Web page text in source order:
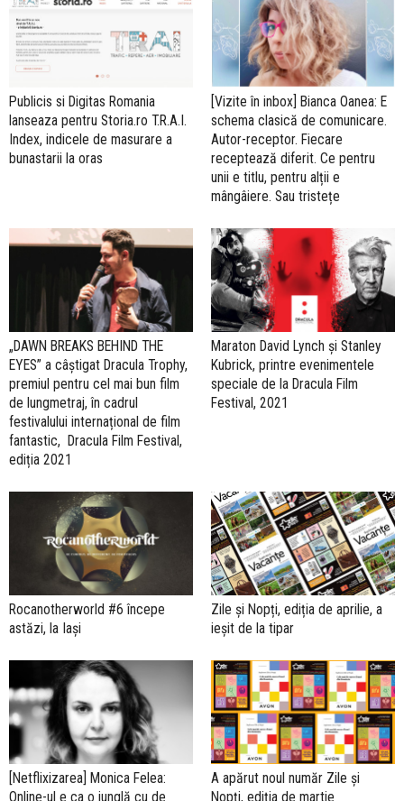
Publicis si Digitas Romania
lanseaza pentru Storia.ro T.R.A.I.
Index, indicele de masurare a
bunastarii la oras
[Vizite în inbox] Bianca Oanea: E
schema clasică de comunicare.
Autor-receptor. Fiecare
receptează diferit. Ce pentru
unii e titlu, pentru alții e
mângâiere. Sau tristețe
„DAWN BREAKS BEHIND THE
EYES” a câștigat Dracula Trophy,
premiul pentru cel mai bun film
de lungmetraj, în cadrul
festivalului internațional de film
fantastic, Dracula Film Festival,
ediția 2021
Maraton David Lynch și Stanley
Kubrick, printre evenimentele
speciale de la Dracula Film
Festival, 2021
Rocanotherworld #6 începe
astăzi, la Iași
Zile și Nopți, ediția de aprilie, a
ieșit de la tipar
[Netflixizarea] Monica Felea:
Online-ul e ca o junglă cu de
A apărut noul număr Zile și
Nopți, ediția de martie